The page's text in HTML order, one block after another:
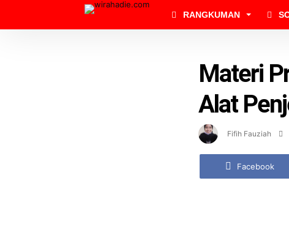
RANGKUMAN
Materi
Alat
Fifih Fauziah
Facebook